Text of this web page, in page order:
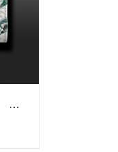
二つ折りファスナー ナチュラルガーデン柄